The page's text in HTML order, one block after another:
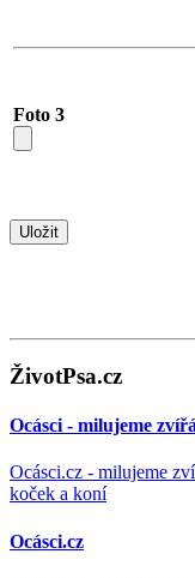
Foto 3
ŽivotPsa.cz
Ocásci - milujeme
Ocásci.cz - milujeme
koček a koní
Ocásci.cz